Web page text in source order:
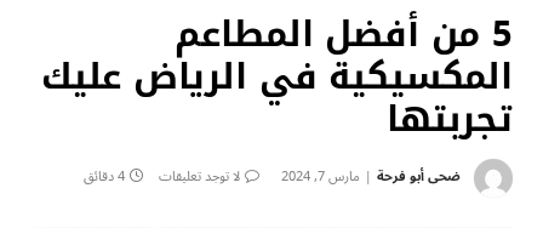
5 من أفضل المطاعم
المكسيكية في الرياض عليك
تجربتها
ضحى أبو فرحة مارس 7, 2024 لا توجد تعليقات 4 دقائق